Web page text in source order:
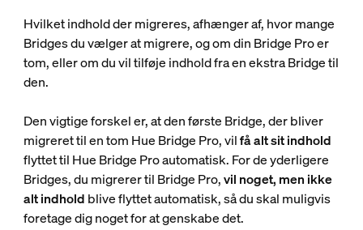
Hvilket indhold der migreres, afhænger af, hvor mange
Bridges du vælger at migrere, og om din Bridge Pro er
tom, eller om du vil tilføje indhold fra en ekstra Bridge til
den.
Den vigtige forskel er, at den første Bridge, der bliver
migreret til en tom Hue Bridge Pro, vilfå alt sit indhold
flyttet til Hue Bridge Pro automatisk. For de yderligere
Bridges, du migrerer til Bridge Pro,vil noget, men ikke
alt indhold blive flyttet automatisk, så du skal muligvis
foretage dig noget for at genskabe det.